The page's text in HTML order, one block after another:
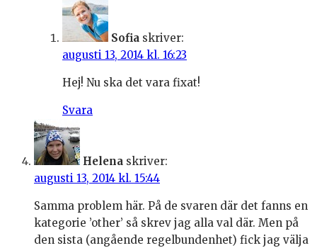
Sofia skriver:
augusti 13, 2014 kl. 16:23
Hej! Nu ska det vara fixat!
Svara
Helena skriver:
augusti 13, 2014 kl. 15:44
Samma problem här. På de svaren där det fanns en
kategorie ’other’ så skrev jag alla val där. Men på
den sista (angående regelbundenhet) fick jag välja